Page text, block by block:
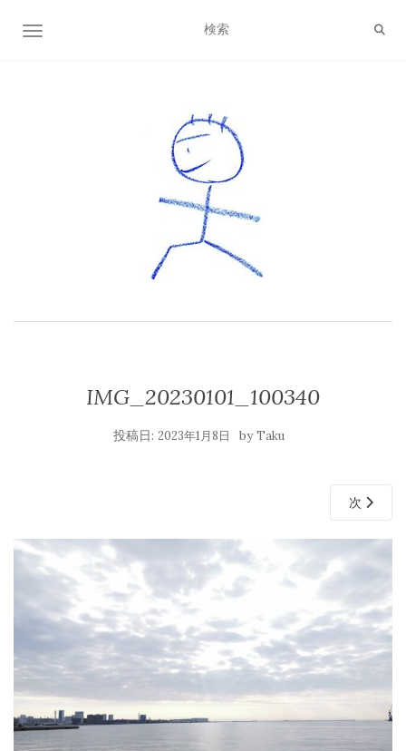
ナビゲーション切り替え
IMG_20230101_100340
投稿日: 2023年1月8日 byTaku
次